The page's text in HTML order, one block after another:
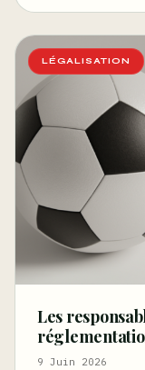
principal des
LÉGALISATION
Les
supporters de
9 Juin 2026